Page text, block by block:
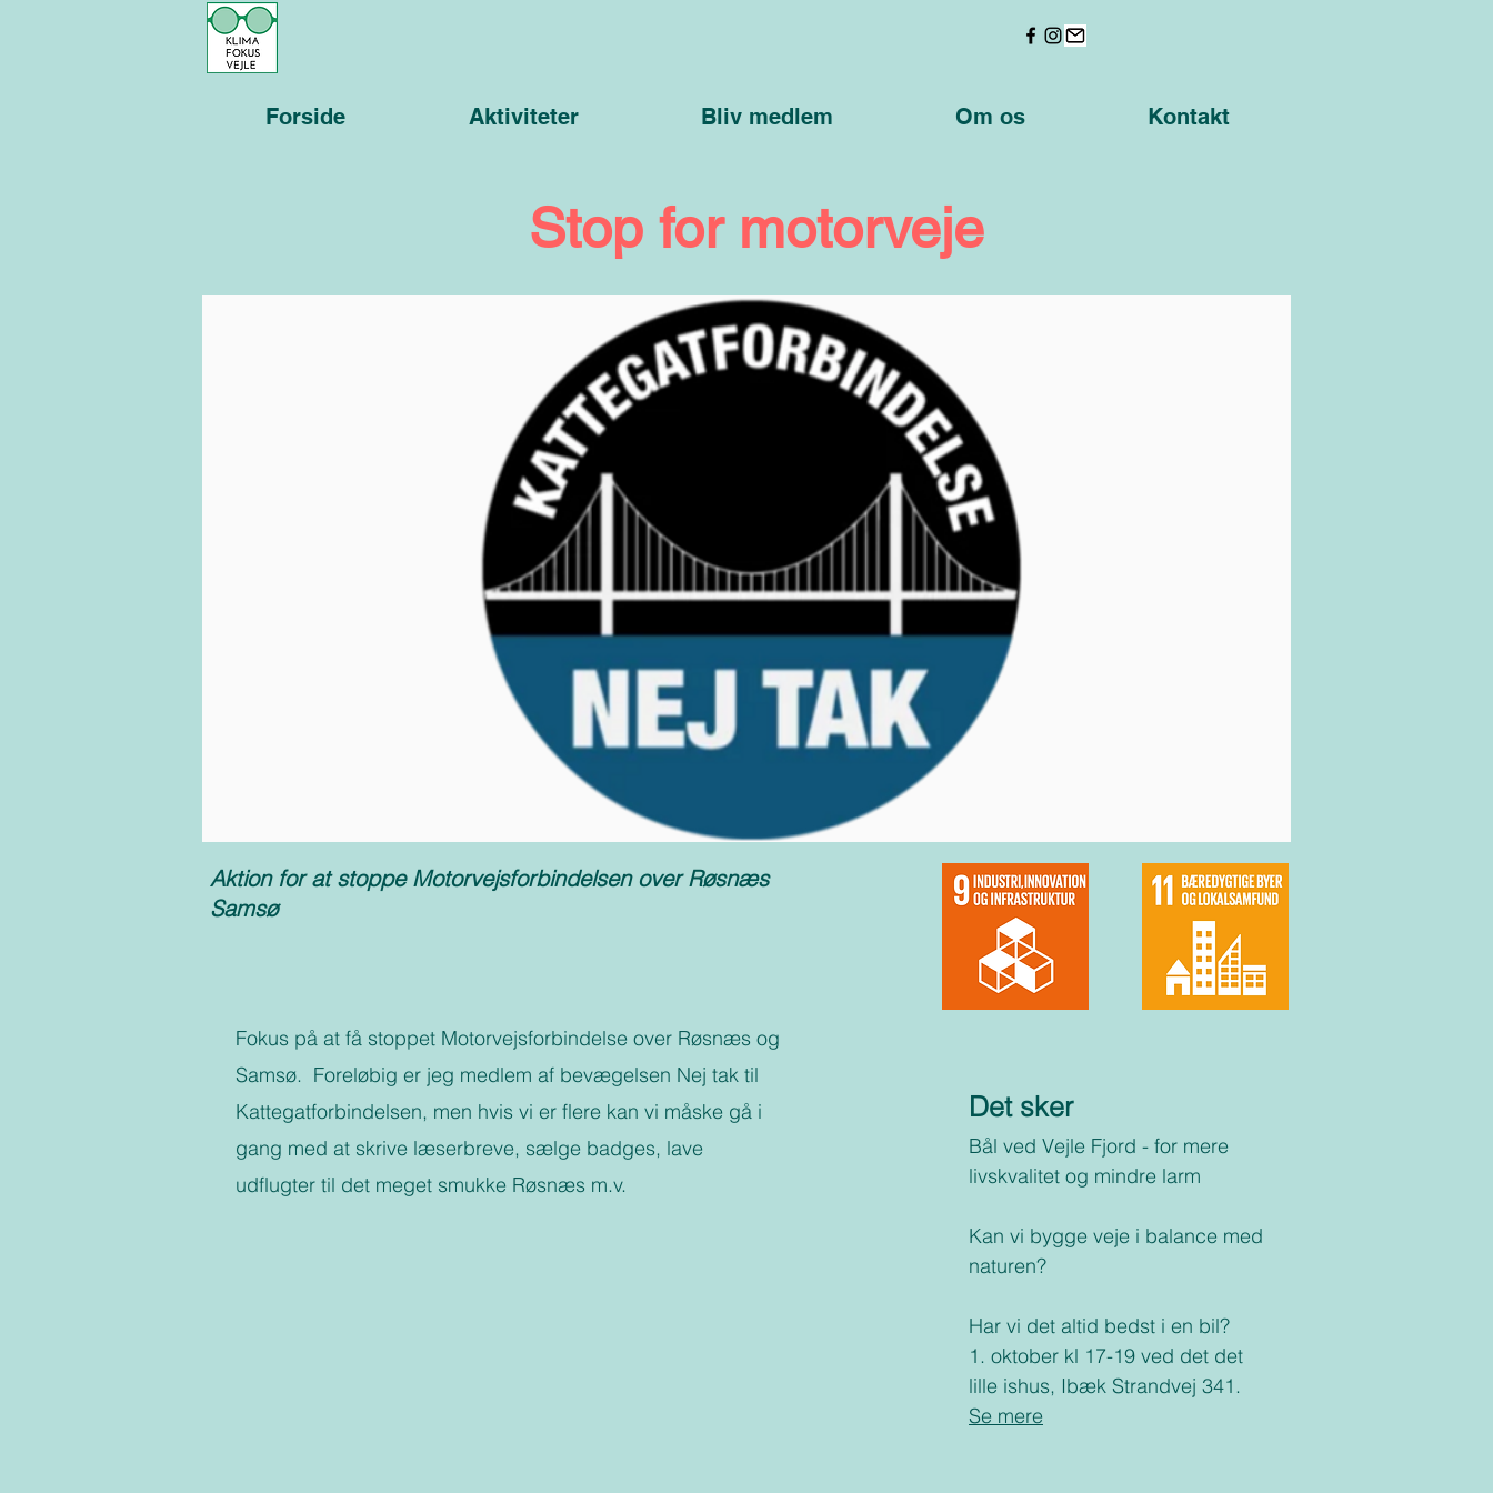
Forside Aktiviteter Bliv medlem Om os Kontakt
Stop for motorveje
Aktion for at stoppe Motorvejsforbindelsen over Røsnæs
Samsø
Fokus på at få stoppet Motorvejsforbindelse over Røsnæs og
Samsø. Foreløbig er jeg medlem af bevægelsen Nej tak til
Kattegatforbindelsen, men hvis vi er flere kan vi måske gå i
gang med at skrive læserbreve, sælge badges, lave
udflugter til det meget smukke Røsnæs m.v.
Det sker
Bål ved Vejle Fjord - for mere
livskvalitet og mindre larm
Kan vi bygge veje i balance med
naturen?
Har vi det altid bedst i en bil?
1. oktober kl 17-19 ved det det
lille ishus, Ibæk Strandvej 341.
Se mere